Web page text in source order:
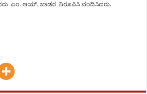
ಎಂ. ಆಯ್. ಜಾಡರ ನಿರೂಪಿಸಿ ವಂದಿಸಿದರು.